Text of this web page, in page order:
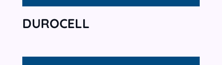
DUROCELL